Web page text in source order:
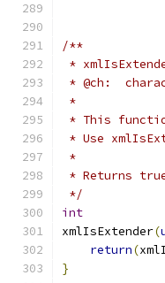
/**
*
* @ch:
*
* This function
* Use
*
* Returns
*/
int
xmlIsExtender(
return(
}